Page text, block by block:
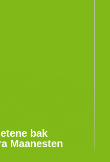
bak
Maanesten